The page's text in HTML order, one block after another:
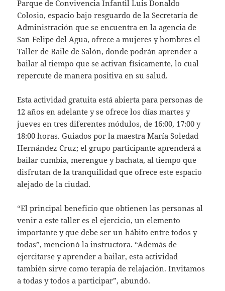
Parque de Convivencia Infantil Luis Donaldo
Colosio, espacio bajo resguardo de la Secretaría de
Administración que se encuentra en la agencia de
San Felipe del Agua, ofrece a mujeres y hombres el
Taller de Baile de Salón, donde podrán aprender a
bailar al tiempo que se activan físicamente, lo cual
repercute de manera positiva en su salud.
Esta actividad gratuita está abierta para personas de
12 años en adelante y se ofrece los días martes y
jueves en tres diferentes módulos, de 16:00, 17:00 y
18:00 horas. Guiados por la maestra María Soledad
Hernández Cruz; el grupo participante aprenderá a
bailar cumbia, merengue y bachata, al tiempo que
disfrutan de la tranquilidad que ofrece este espacio
alejado de la ciudad.
“El principal beneficio que obtienen las personas al
venir a este taller es el ejercicio, un elemento
importante y que debe ser un hábito entre todos y
todas”, mencionó la instructora. “Además de
ejercitarse y aprender a bailar, esta actividad
también sirve como terapia de relajación. Invitamos
a todas y todos a participar”, abundó.